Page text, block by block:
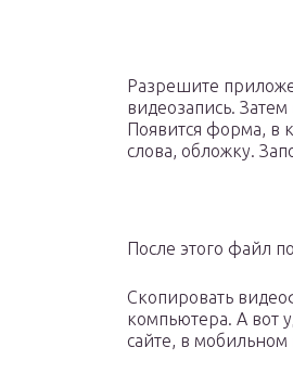
Разрешите
видеозапись.
Появится форма, в
слова, обложку.
После этого файл
Скопировать
компьютера. А вот
сайте, в